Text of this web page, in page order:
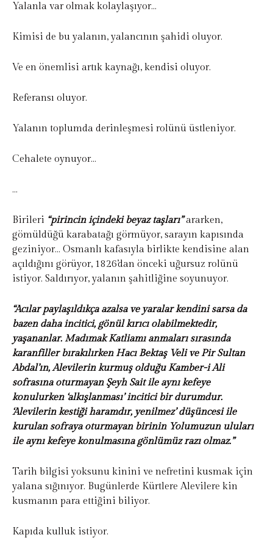
Yalanla var olmak kolaylaşıyor…
Kimisi de bu yalanın, yalancının şahidi oluyor.
Ve en önemlisi artık kaynağı, kendisi oluyor.
Referansı oluyor.
Yalanın toplumda derinleşmesi rolünü üstleniyor.
Cehalete oynuyor…
…
Birileri “pirincin içindeki beyaz taşları”ararken,
gömüldüğü karabatağı görmüyor, sarayın kapısında
geziniyor… Osmanlı kafasıyla birlikte kendisine alan
açıldığını görüyor, 1826’dan önceki uğursuz rolünü
istiyor. Saldırıyor, yalanın şahitliğine soyunuyor.
“Acılar paylaşıldıkça azalsa ve yaralar kendini sarsa da
bazen daha incitici, gönül kırıcı olabilmektedir,
yaşananlar. Madımak Katliamı anmaları sırasında
karanfiller bırakılırken Hacı Bektaş Veli ve Pir Sultan
Abdal’ın, Alevilerin kurmuş olduğu Kamber-i Ali
sofrasına oturmayan Şeyh Sait ile aynı kefeye
konulurken ‘alkışlanması’ incitici bir durumdur.
‘Alevilerin kestiği haramdır, yenilmez’ düşüncesi ile
kurulan sofraya oturmayan birinin Yolumuzun uluları
ile aynı kefeye konulmasına gönlümüz razı olmaz.”
Tarih bilgisi yoksunu kinini ve nefretini kusmak için
yalana sığınıyor. Bugünlerde Kürtlere Alevilere kin
kusmanın para ettiğini biliyor.
Kapıda kulluk istiyor.